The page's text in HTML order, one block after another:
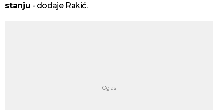
stanju - dodaje Rakić.